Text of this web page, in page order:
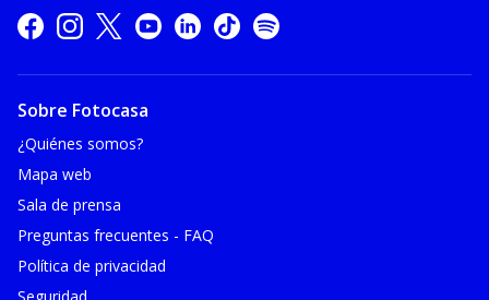
Sobre Fotocasa
¿Quiénes somos?
Mapa web
Sala de prensa
Preguntas frecuentes - FAQ
Política de privacidad